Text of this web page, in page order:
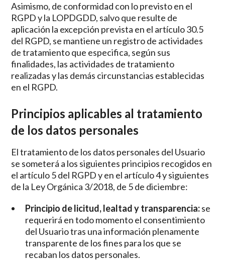
Asimismo, de conformidad con lo previsto en el
RGPD y la LOPDGDD, salvo que resulte de
aplicación la excepción prevista en el artículo 30.5
del RGPD, se mantiene un registro de actividades
de tratamiento que especifica, según sus
finalidades, las actividades de tratamiento
realizadas y las demás circunstancias establecidas
en el RGPD.
Principios aplicables al tratamiento
de los datos personales
El tratamiento de los datos personales del Usuario
se someterá a los siguientes principios recogidos en
el artículo 5 del RGPD y en el artículo 4 y siguientes
de la Ley Orgánica 3/2018, de 5 de diciembre:
Principio de licitud, lealtad y transparencia:se
requerirá en todo momento el consentimiento
del Usuario tras una información plenamente
transparente de los fines para los que se
recaban los datos personales.